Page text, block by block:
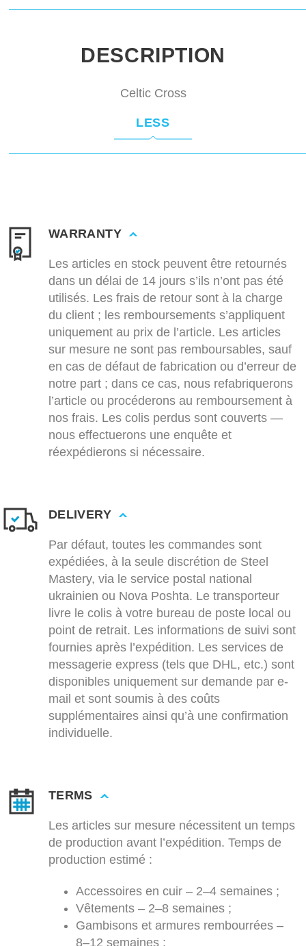
DESCRIPTION
Celtic Cross
LESS
WARRANTY
Les articles en stock peuvent être retournés
dans un délai de 14 jours s’ils n’ont pas été
utilisés. Les frais de retour sont à la charge
du client ; les remboursements s’appliquent
uniquement au prix de l’article. Les articles
sur mesure ne sont pas remboursables, sauf
en cas de défaut de fabrication ou d’erreur de
notre part ; dans ce cas, nous refabriquerons
l’article ou procéderons au remboursement à
nos frais. Les colis perdus sont couverts —
nous effectuerons une enquête et
réexpédierons si nécessaire.
DELIVERY
Par défaut, toutes les commandes sont
expédiées, à la seule discrétion de Steel
Mastery, via le service postal national
ukrainien ou Nova Poshta. Le transporteur
livre le colis à votre bureau de poste local ou
point de retrait. Les informations de suivi sont
fournies après l’expédition. Les services de
messagerie express (tels que DHL, etc.) sont
disponibles uniquement sur demande par e-
mail et sont soumis à des coûts
supplémentaires ainsi qu’à une confirmation
individuelle.
TERMS
Les articles sur mesure nécessitent un temps
de production avant l’expédition. Temps de
production estimé :
Accessoires en cuir – 2–4 semaines ;
Vêtements – 2–8 semaines ;
Gambisons et armures rembourrées –
8–12 semaines ;